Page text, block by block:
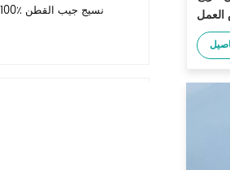
العمل
100٪ نسيج جيب القطن